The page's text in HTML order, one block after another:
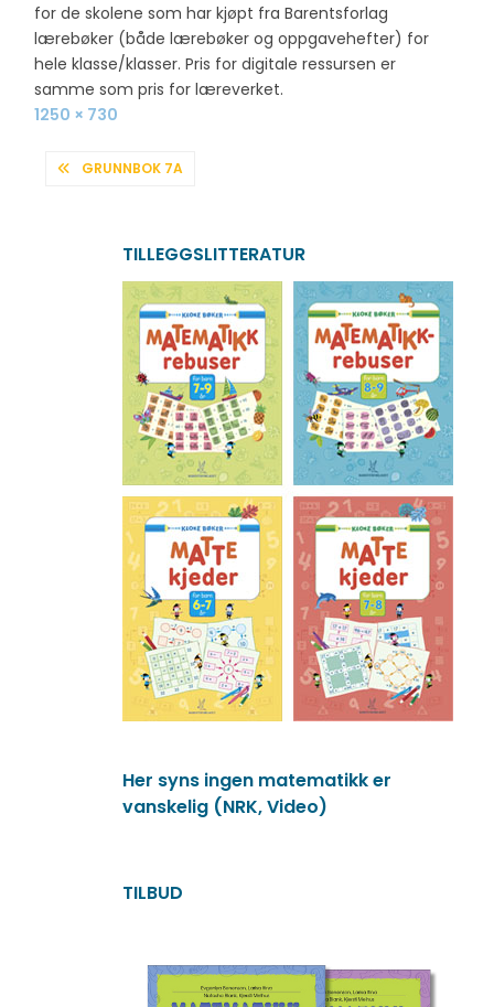
for de skolene som har kjøpt fra Barentsforlag
lærebøker (både lærebøker og oppgavehefter) for
hele klasse/klasser. Pris for digitale ressursen er
samme som pris for læreverket.
Full
1250 × 730
INNLEGGSNAVIGASJON
GRUNNBOK 7A
TILLEGGSLITTERATUR
Her syns ingen matematikk er
vanskelig (NRK, Video)
TILBUD